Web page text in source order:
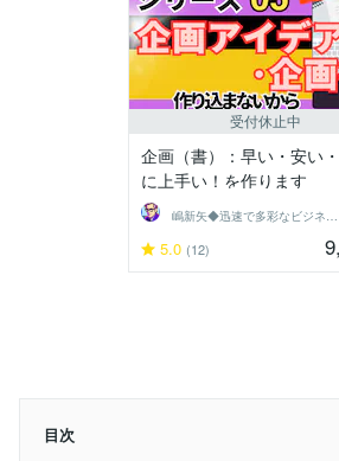
受付休止中
企画（書）：早い・安い
に上手い！を作ります
嶋新矢◆迅速で多彩なビジネスサポート◆
5.0 (12)
目次